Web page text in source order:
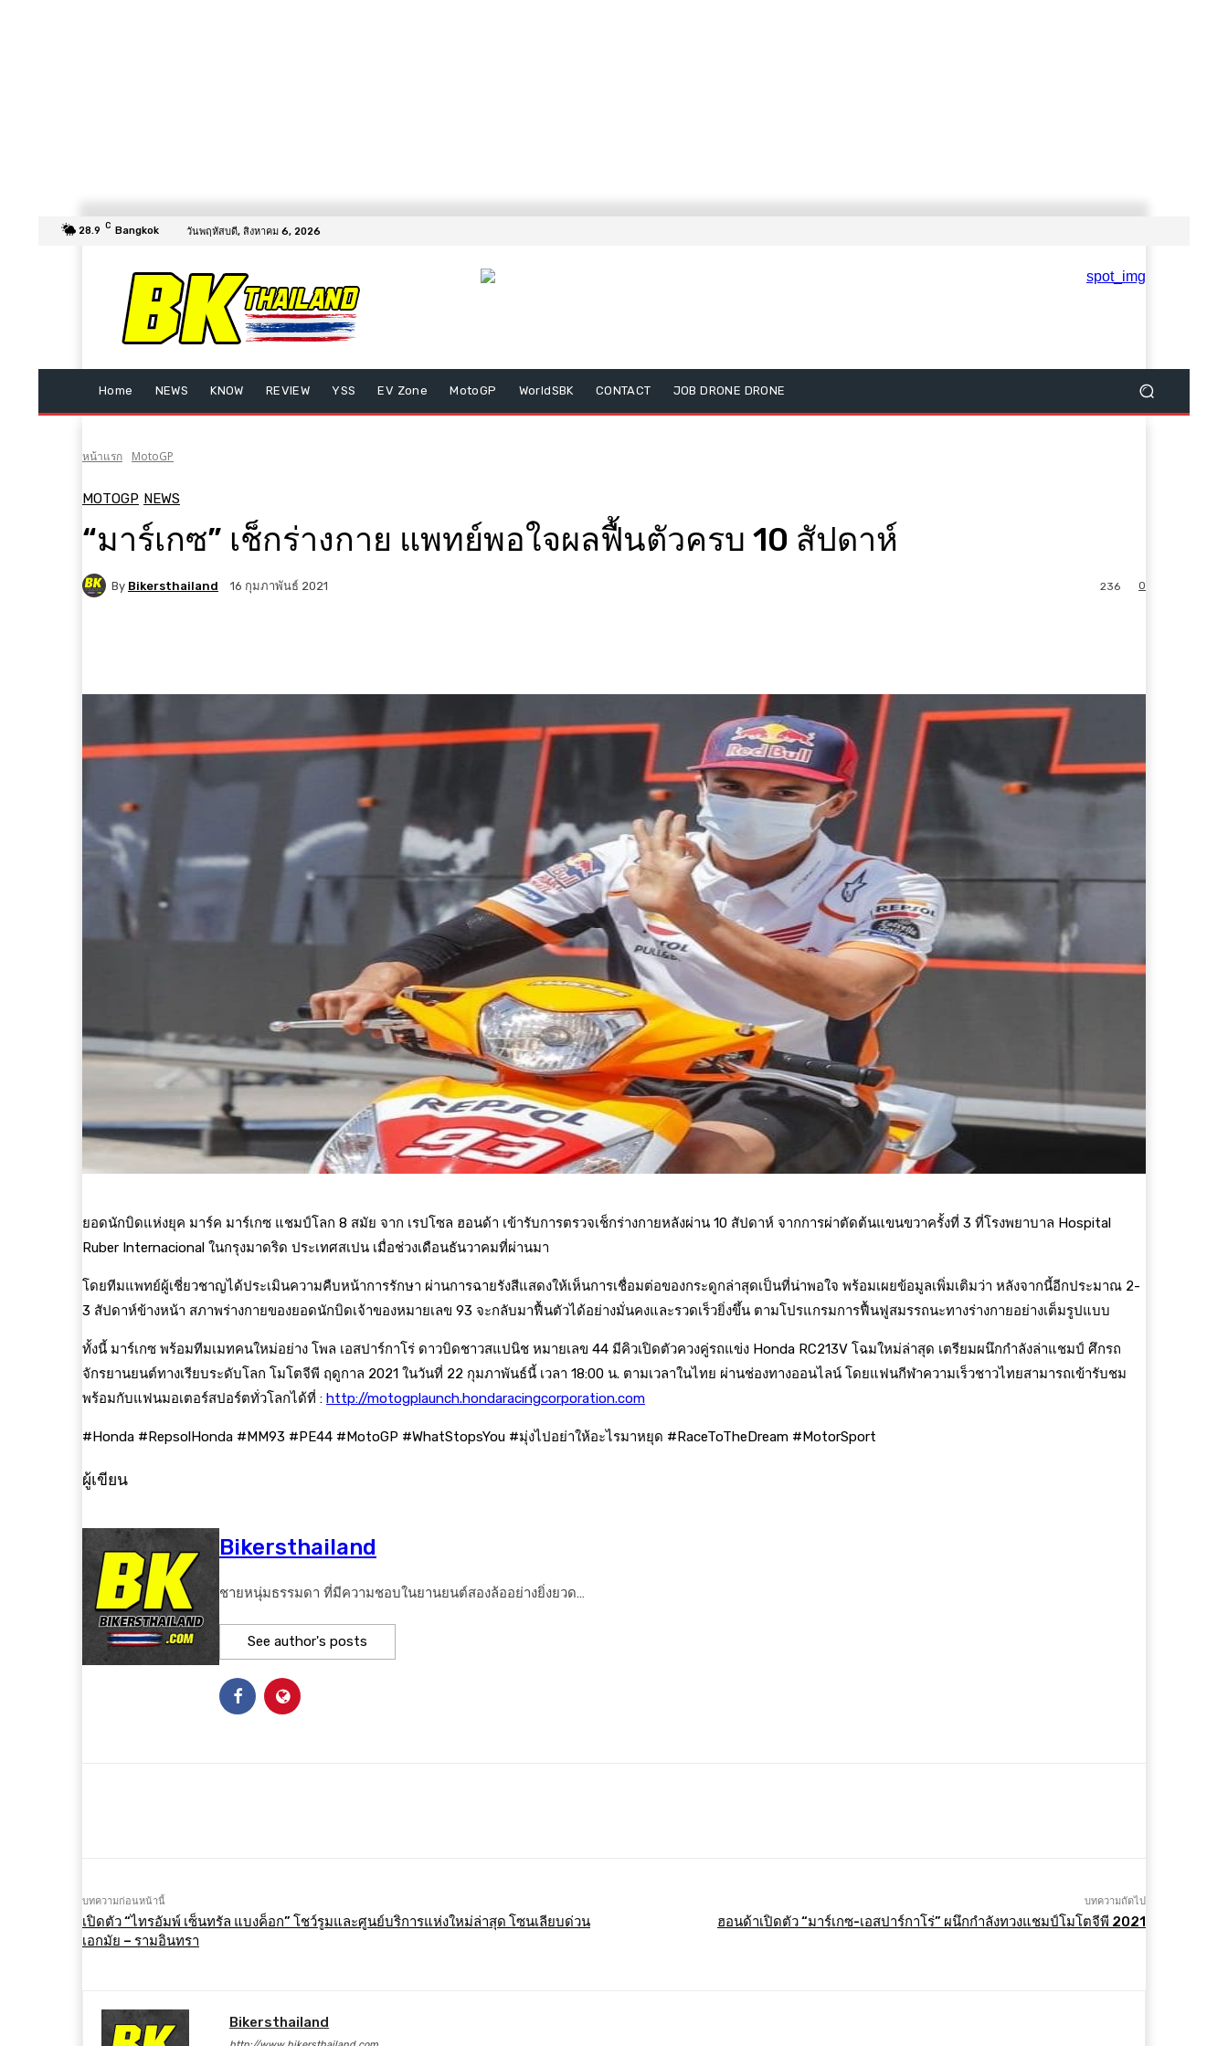
28.9 C Bangkok วันพฤหัสบดี, สิงหาคม 6, 2026
Home NEWS KNOW REVIEW YSS EV Zone MotoGP WorldSBK CONTACT JOB DRONE DRONE
หน้าแรก MotoGP
MOTOGP NEWS
“มาร์เกซ” เช็กร่างกาย แพทย์พอใจผลฟื้นตัวครบ 10 สัปดาห์
By Bikersthailand 16 กุมภาพันธ์ 2021 0
236
ยอดนักบิดแห่งยุค มาร์ค มาร์เกซ แชมป์โลก 8 สมัย จาก เรปโซล ฮอนด้า เข้ารับการตรวจเช็กร่างกายหลังผ่าน 10 สัปดาห์ จากการผ่าตัดต้นแขนขวาครั้งที่ 3 ที่โรงพยาบาล Hospital
Ruber Internacional ในกรุงมาดริด ประเทศสเปน เมื่อช่วงเดือนธันวาคมที่ผ่านมา
โดยทีมแพทย์ผู้เชี่ยวชาญได้ประเมินความคืบหน้าการรักษา ผ่านการฉายรังสีแสดงให้เห็นการเชื่อมต่อของกระดูกล่าสุดเป็นที่น่าพอใจ พร้อมเผยข้อมูลเพิ่มเติมว่า หลังจากนี้อีกประมาณ 2-
3 สัปดาห์ข้างหน้า สภาพร่างกายของยอดนักบิดเจ้าของหมายเลข 93 จะกลับมาฟื้นตัวได้อย่างมั่นคงและรวดเร็วยิ่งขึ้น ตามโปรแกรมการฟื้นฟูสมรรถนะทางร่างกายอย่างเต็มรูปแบบ
ทั้งนี้ มาร์เกซ พร้อมทีมเมทคนใหม่อย่าง โพล เอสปาร์กาโร่ ดาวบิดชาวสแปนิช หมายเลข 44 มีคิวเปิดตัวควงคู่รถแข่ง Honda RC213V โฉมใหม่ล่าสุด เตรียมผนึกกำลังล่าแชมป์ ศึกรถ
จักรยานยนต์ทางเรียบระดับโลก โมโตจีพี ฤดูกาล 2021 ในวันที่ 22 กุมภาพันธ์นี้ เวลา 18:00 น. ตามเวลาในไทย ผ่านช่องทางออนไลน์ โดยแฟนกีฬาความเร็วชาวไทยสามารถเข้ารับชม
พร้อมกับแฟนมอเตอร์สปอร์ตทั่วโลกได้ที่ : http://motogplaunch.hondaracingcorporation.com
#Honda #RepsolHonda #MM93 #PE44 #MotoGP #WhatStopsYou #มุ่งไปอย่าให้อะไรมาหยุด #RaceToTheDream #MotorSport
ผู้เขียน
Bikersthailand
ชายหนุ่มธรรมดา ที่มีความชอบในยานยนต์สองล้ออย่างยิ่งยวด…
See author's posts
บทความก่อนหน้านี้
เปิดตัว “ไทรอัมพ์ เซ็นทรัล แบงค็อก” โชว์รูมและศูนย์บริการแห่งใหม่ล่าสุด โซนเลียบด่วน
เอกมัย – รามอินทรา
บทความถัดไป
ฮอนด้าเปิดตัว “มาร์เกซ-เอสปาร์กาโร่” ผนึกกำลังทวงแชมป์โมโตจีพี 2021
Bikersthailand